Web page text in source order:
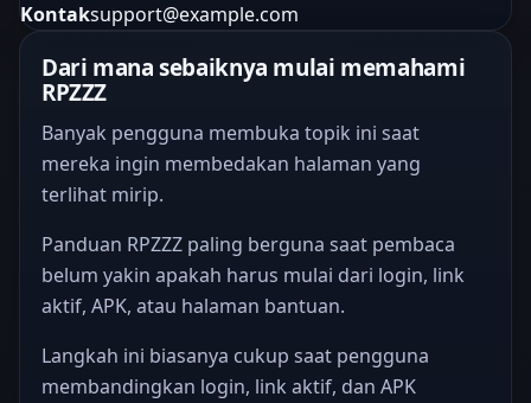
Kontaksupport@example.com
Dari mana sebaiknya mulai memahami
RPZZZ
Banyak pengguna membuka topik ini saat
mereka ingin membedakan halaman yang
terlihat mirip.
Panduan RPZZZ paling berguna saat pembaca
belum yakin apakah harus mulai dari login, link
aktif, APK, atau halaman bantuan.
Langkah ini biasanya cukup saat pengguna
membandingkan login, link aktif, dan APK